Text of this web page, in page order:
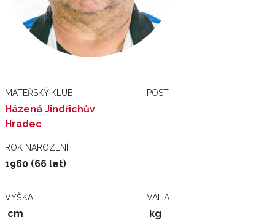
MATEŘSKÝ KLUB
Házená Jindřichův
Hradec
POST
ROK NAROZENÍ
1960 (66 let)
VÝŠKA
cm
VÁHA
kg